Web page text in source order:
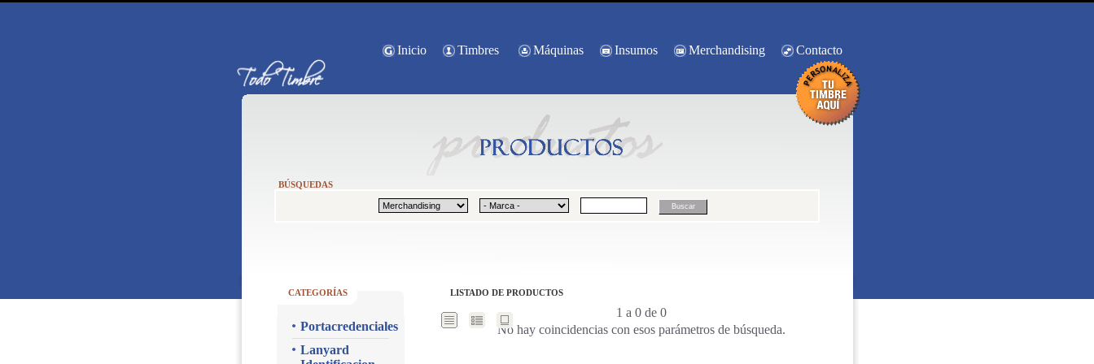
Inicio Timbres Máquinas Insumos Merchandising Contacto
BÚSQUEDAS
CATEGORÍAS
Portacredenciales
Lanyard
LISTADO DE PRODUCTOS
1 a 0 de 0
No hay coincidencias con esos parámetros de búsqueda.